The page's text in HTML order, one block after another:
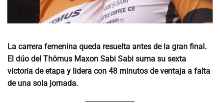
La carrera femenina queda resuelta antes de la gran final.
El dúo del Thömus Maxon Sabi Sabi suma su sexta
victoria de etapa y lidera con 48 minutos de ventaja a falta
de una sola jornada.